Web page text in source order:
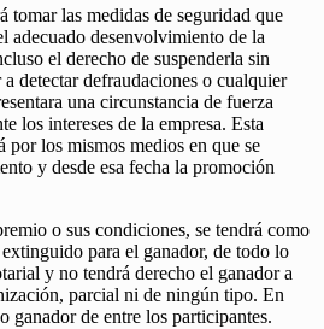
tomar las medidas de seguridad que
adecuado desenvolvimiento de la
el derecho de suspenderla sin
detectar defraudaciones o cualquier
una circunstancia de fuerza
los intereses de la empresa. Esta
por los mismos medios en que se
y desde esa fecha la promoción
o sus condiciones, se tendrá como
para el ganador, de todo lo
y no tendrá derecho el ganador a
parcial ni de ningún tipo. En
ganador de entre los participantes.